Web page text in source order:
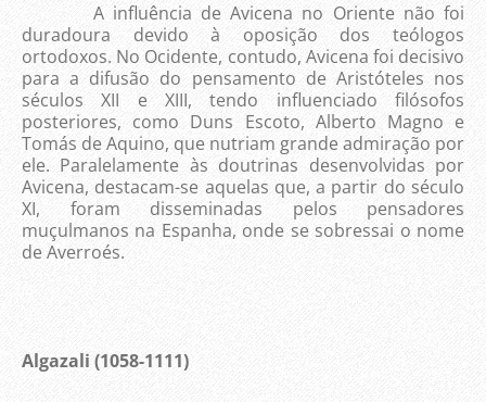
A influência de Avicena no Oriente não foi
duradoura devido à oposição dos teólogos
ortodoxos. No Ocidente, contudo, Avicena foi decisivo
para a difusão do pensamento de Aristóteles nos
séculos XII e XIII, tendo influenciado filósofos
posteriores, como Duns Escoto, Alberto Magno e
Tomás de Aquino, que nutriam grande admiração por
ele. Paralelamente às doutrinas desenvolvidas por
Avicena, destacam-se aquelas que, a partir do século
XI, foram disseminadas pelos pensadores
muçulmanos na Espanha, onde se sobressai o nome
de Averroés.
Algazali (1058-1111)